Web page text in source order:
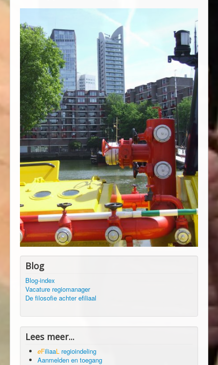
Blog
Blog-index
Vacature regiomanager
De filosofie achter efiliaal
Lees meer...
eFiliaaL regioindeling
Aanmelden en toegang